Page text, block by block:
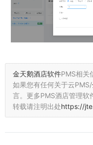
金天鹅酒店软件PMS相关
如果您有任何关于云PMS/
言。 更多PMS酒店管理软
转载请注明出处https://